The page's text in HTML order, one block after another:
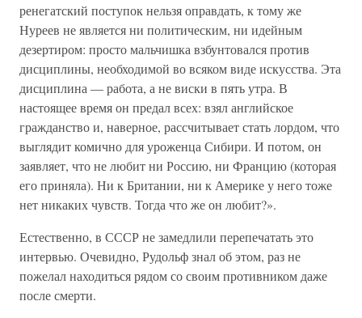
ренегатский поступок нельзя оправдать, к тому же
Нуреев не является ни политическим, ни идейным
дезертиром: просто мальчишка взбунтовался против
дисциплины, необходимой во всяком виде искусства. Эта
дисциплина — работа, а не виски в пять утра. В
настоящее время он предал всех: взял английское
гражданство и, наверное, рассчитывает стать лордом, что
выглядит комично для уроженца Сибири. И потом, он
заявляет, что не любит ни Россию, ни Францию (которая
его приняла). Ни к Британии, ни к Америке у него тоже
нет никаких чувств. Тогда что же он любит?».
Естественно, в СССР не замедлили перепечатать это
интервью. Очевидно, Рудольф знал об этом, раз не
пожелал находиться рядом со своим противником даже
после смерти.